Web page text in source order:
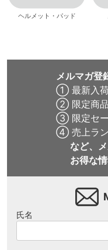
ヘルメット・パッド
メルマガ登
① 最新入
② 限定商
③ 限定セー
④ 売上ラ
など、
お得な
氏名